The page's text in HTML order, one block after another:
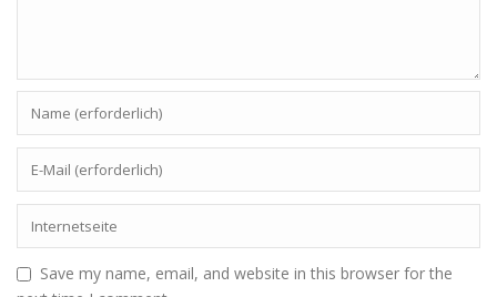
Save my name, email, and website in this browser for the